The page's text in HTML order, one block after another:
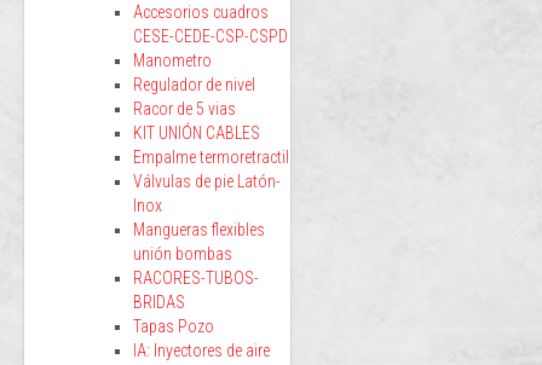
Accesorios cuadros
CESE-CEDE-CSP-CSPD
Manometro
Regulador de nivel
Racor de 5 vias
KIT UNIÓN CABLES
Empalme termoretractil
Válvulas de pie Latón-
Inox
Mangueras flexibles
unión bombas
RACORES-TUBOS-
BRIDAS
Tapas Pozo
IA: Inyectores de aire